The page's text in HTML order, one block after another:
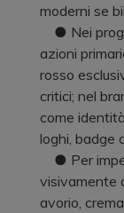
moderni se
● Nei
azioni
rosso
critici; nel
come
loghi, badge
● Per
visivamente
avorio,